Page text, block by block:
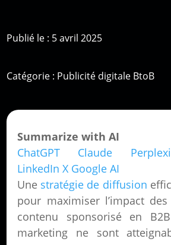
Publié le : 5 avril 2025
Catégorie : Publicité digitale BtoB
Summarize with AI
ChatGPT
Claude
LinkedIn X Google AI
Une stratégie de diffusion
pour maximiser l’impact
contenu sponsorisé en
marketing ne sont